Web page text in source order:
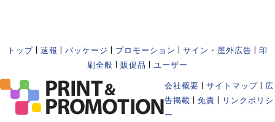
トップ 速報 パッケージ プロモーション サイン・屋外広告
印
刷全般
販促品 ユーザー
会社概要 サイトマップ
広
告掲載
免責
リンクポリシ
ー